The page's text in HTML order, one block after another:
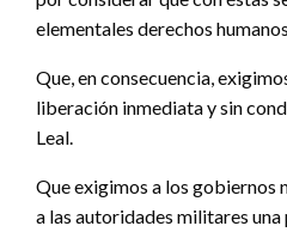
elementales derechos
Que, en consecuencia,
liberación inmediata y sin
Leal.
Que exigimos a los gobiernos
a las autoridades militares